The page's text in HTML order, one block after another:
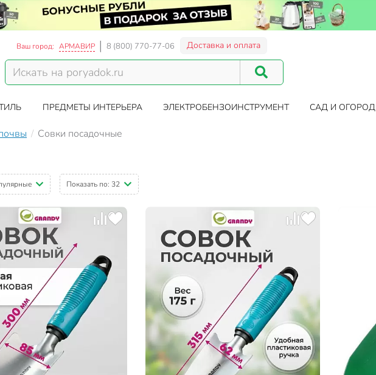
Ваш город: АРМАВИР 8 (800) 770-77-06 Доставка и оплата
ПРЕДМЕТЫ ИНТЕРЬЕРА ЭЛЕКТРОБЕНЗОИНСТРУМЕНТ САД И ОГОРОД
Совки посадочные
Показать по: 32